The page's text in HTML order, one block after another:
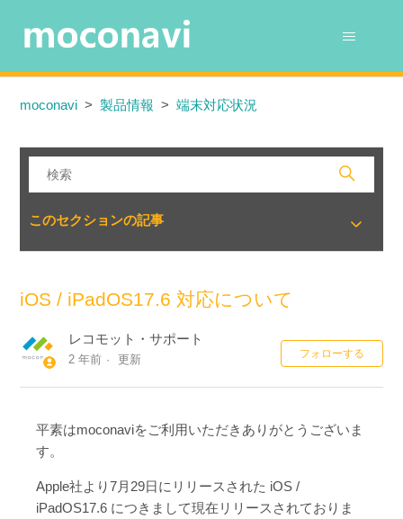
moconavi 製品情報 端末対応状況
このセクションの記事
iOS / iPadOS17.6 対応について
レコモット・サポート
2 年前 更新 フォローする
平素はmoconaviをご利用いただきありがとうございま
す。
Apple社より7月29日にリリースされた iOS /
iPadOS17.6 につきまして現在リリースされておりま